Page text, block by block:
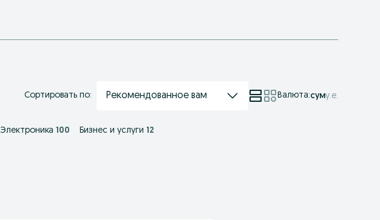
Сортировать по: Рекомендованное вам Валюта:суму.е.
Электроника 100 Бизнес и услуги 12